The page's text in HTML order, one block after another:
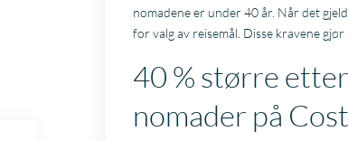
nomadene er under 40 år. Når det
for valg av reisemål. Disse kravene
40 % større
nomader på